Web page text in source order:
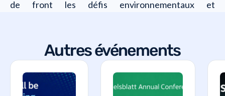
de front les défis environnementaux et
Autres événements